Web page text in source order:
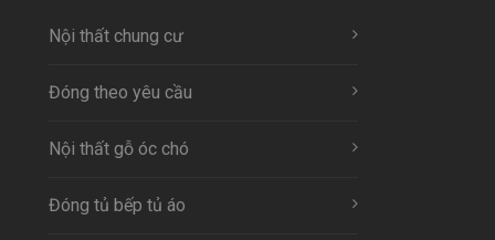
Nội thất chung cư
Đóng theo yêu cầu
Nội thất gỗ óc chó
Đóng tủ bếp tủ áo